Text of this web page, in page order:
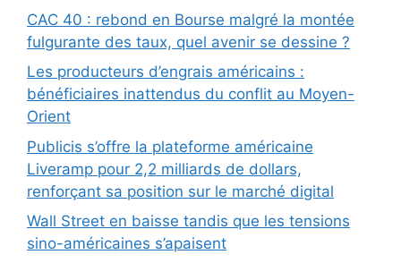
CAC 40 : rebond en Bourse malgré la montée
fulgurante des taux, quel avenir se dessine ?
Les producteurs d’engrais américains :
bénéficiaires inattendus du conflit au Moyen-
Orient
Publicis s’offre la plateforme américaine
Liveramp pour 2,2 milliards de dollars,
renforçant sa position sur le marché digital
Wall Street en baisse tandis que les tensions
sino-américaines s’apaisent